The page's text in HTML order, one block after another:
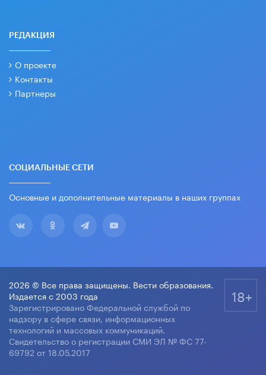
РЕДАКЦИЯ
О проекте
Контакты
Партнеры
СОЦИАЛЬНЫЕ СЕТИ
Основные и дополнительные материалы в наших группах
2026 © Все права защищены. Вести образования.
Издается с 2003 года
Зарегистрировано Федеральной службой по
надзору в сфере связи, информационных
технологий и массовых коммуникаций.
Свидетельство о регистрации СМИ ЭЛ № ФС 77-
69792 от 18.05.2017
18+